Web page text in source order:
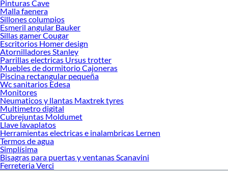
Pinturas Cave
Malla faenera
Sillones columpios
Esmeril angular Bauker
Sillas gamer Cougar
Escritorios Homer design
Atornilladores Stanley
Parrillas electricas Ursus trotter
Muebles de dormitorio Cajoneras
Piscina rectangular pequeña
Wc sanitarios Edesa
Monitores
Neumaticos y llantas Maxtrek tyres
Multimetro digital
Cubrejuntas Moldumet
Llave lavaplatos
Herramientas electricas e inalambricas Lernen
Termos de agua
Simplísima
Bisagras para puertas y ventanas Scanavini
Ferreteria Verci